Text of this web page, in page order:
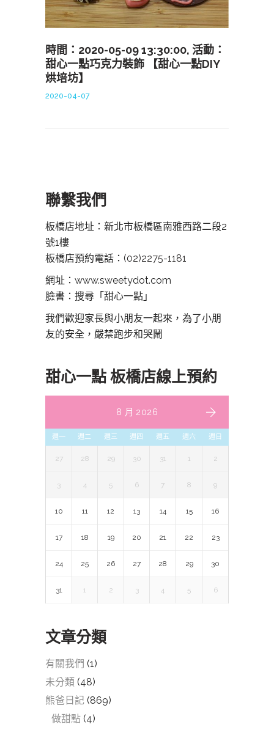
時間：2020-05-09 13:30:00, 活動：
甜心一點巧克力裝飾 【甜心一點DIY
烘培坊】
2020-04-07
聯繫我們
板橋店地址：新北市板橋區南雅西路二段2
號1樓
板橋店預約電話： (02)2275-1181
網址：www.sweetydot.com
臉書：搜尋「甜心一點」
我們歡迎家長與小朋友一起來，為了小朋
友的安全，嚴禁跑步和哭鬧
甜心一點 板橋店線上預約
8 月 2026
週一 週二 週三 週四 週五 週六 週日
27 28 29 30 31 1 2
3 4 5 6 7 8 9
10 11 12 13 14 15 16
17 18 19 20 21 22 23
24 25 26 27 28 29 30
31 1 2 3 4 5 6
文章分類
有關我們 (1)
未分類 (48)
熊爸日記 (869)
做甜點 (4)